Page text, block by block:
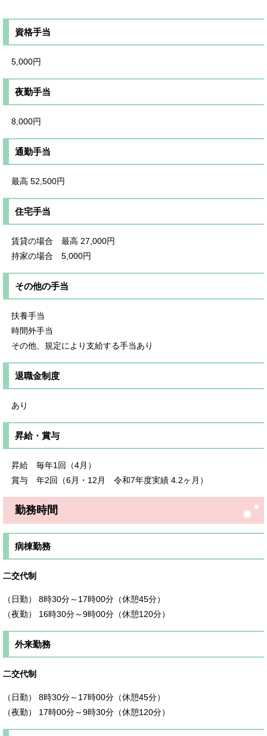
資格手当
5,000円
夜勤手当
8,000円
通勤手当
最高 52,500円
住宅手当
賃貸の場合 最高 27,000円
持家の場合 5,000円
その他の手当
扶養手当
時間外手当
その他、規定により支給する手当あり
退職金制度
あり
昇給・賞与
昇給 毎年1回（4月）
賞与 年2回（6月・12月 令和7年度実績 4.2ヶ月）
勤務時間
病棟勤務
二交代制
（日勤） 8時30分～17時00分（休憩45分）
（夜勤） 16時30分～9時00分（休憩120分）
外来勤務
二交代制
（日勤） 8時30分～17時00分（休憩45分）
（夜勤） 17時00分～9時30分（休憩120分）